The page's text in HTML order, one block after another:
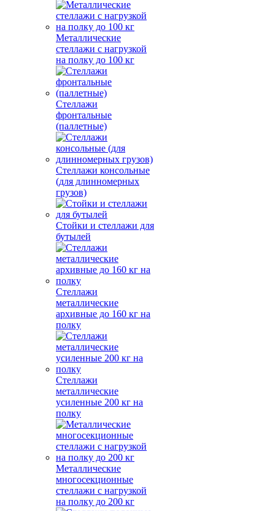
Металлические
стеллажи с нагрузкой
на полку до 100 кг
Стеллажи
фронтальные
(паллетные)
Стеллажи консольные
(для длинномерных
грузов)
Стойки и стеллажи для
бутылей
Стеллажи
металлические
архивные до 160 кг на
полку
Стеллажи
металлические
усиленные 200 кг на
полку
Металлические
многосекционные
стеллажи с нагрузкой
на полку до 200 кг